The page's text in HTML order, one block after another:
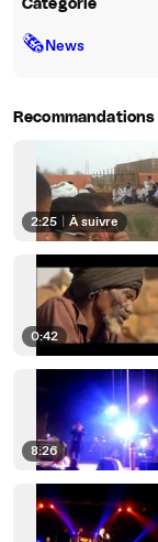
Catégorie
🗞News
Recommandations
2:25 À suivre
0:42
8:26